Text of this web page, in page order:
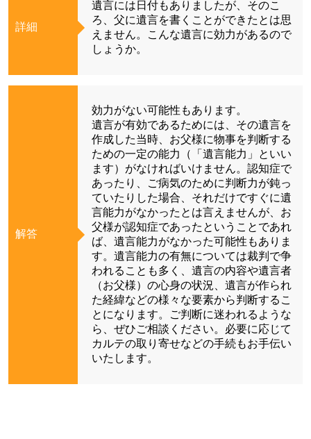
詳細
遺言には日付もありましたが、そのこ
ろ、父に遺言を書くことができたとは思
えません。こんな遺言に効力があるので
しょうか。
解答
効力がない可能性もあります。
遺言が有効であるためには、その遺言を
作成した当時、お父様に物事を判断する
ための一定の能力（「遺言能力」といい
ます）がなければいけません。認知症で
あったり、ご病気のために判断力が鈍っ
ていたりした場合、それだけですぐに遺
言能力がなかったとは言えませんが、お
父様が認知症であったということであれ
ば、遺言能力がなかった可能性もありま
す。遺言能力の有無については裁判で争
われることも多く、遺言の内容や遺言者
（お父様）の心身の状況、遺言が作られ
た経緯などの様々な要素から判断するこ
とになります。ご判断に迷われるような
ら、ぜひご相談ください。必要に応じて
カルテの取り寄せなどの手続もお手伝い
いたします。